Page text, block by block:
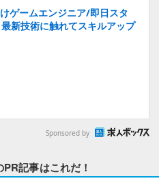
ゲームエンジニア/即日スタ
新技術に触れてスキルアップ
Sponsored by
PR記事はこれだ！